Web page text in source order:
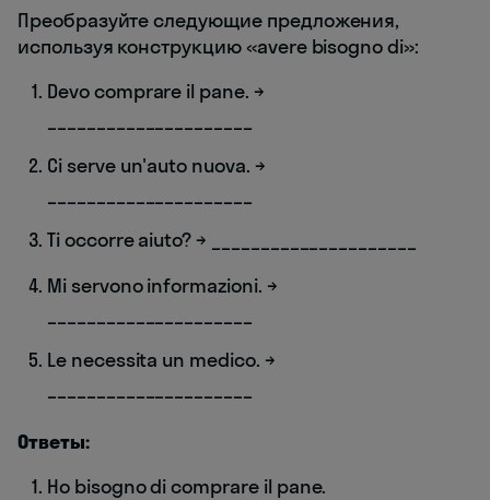
Преобразуйте следующие предложения,
используя конструкцию «avere bisogno di»:
Devo comprare il pane. →
Ci serve un'auto nuova. →
Ti occorre aiuto? → _____________________
Mi servono informazioni. →
Le necessita un medico. →
Ответы:
Ho bisogno di comprare il pane.